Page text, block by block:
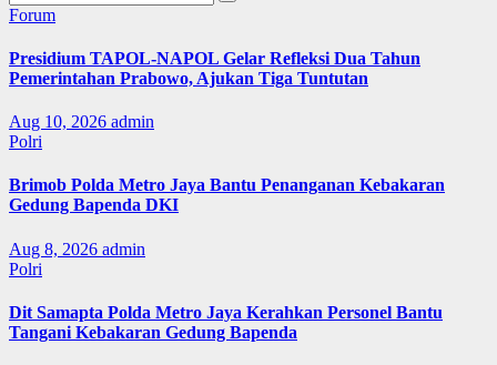
Forum
Presidium TAPOL-NAPOL Gelar Refleksi Dua Tahun
Pemerintahan Prabowo, Ajukan Tiga Tuntutan
Aug 10, 2026 admin
Polri
Brimob Polda Metro Jaya Bantu Penanganan Kebakaran
Gedung Bapenda DKI
Aug 8, 2026 admin
Polri
Dit Samapta Polda Metro Jaya Kerahkan Personel Bantu
Tangani Kebakaran Gedung Bapenda